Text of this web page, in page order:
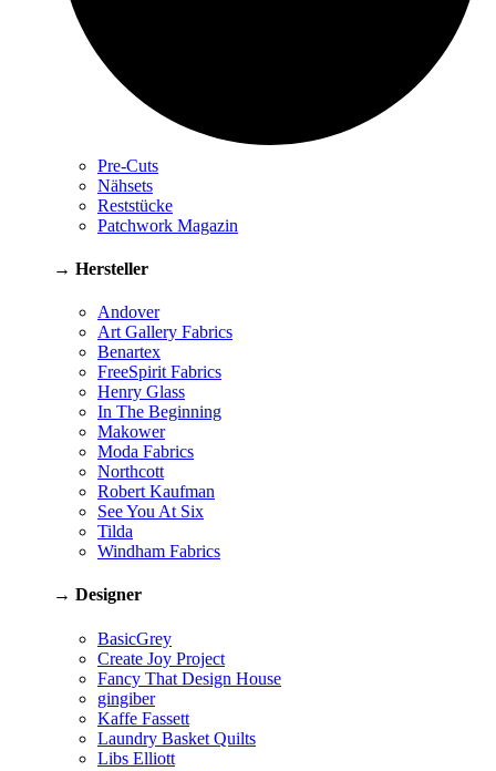
Pre-Cuts
Nähsets
Reststücke
Patchwork Magazin
→ Hersteller
Andover
Art Gallery Fabrics
Benartex
FreeSpirit Fabrics
Henry Glass
In The Beginning
Makower
Moda Fabrics
Northcott
Robert Kaufman
See You At Six
Tilda
Windham Fabrics
→ Designer
BasicGrey
Create Joy Project
Fancy That Design House
gingiber
Kaffe Fassett
Laundry Basket Quilts
Libs Elliott